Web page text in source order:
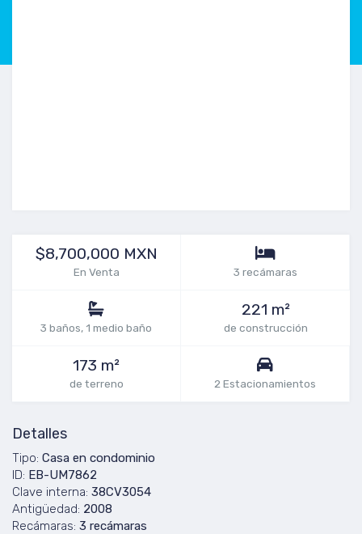
$8,700,000 MXN
En Venta 3 recámaras
3 baños, 1 medio baño
221 m²
de construcción
173 m²
de terreno 2 Estacionamientos
Detalles
Tipo: Casa en condominio
ID: EB-UM7862
Clave interna: 38CV3054
Antigüedad: 2008
Recámaras: 3 recámaras